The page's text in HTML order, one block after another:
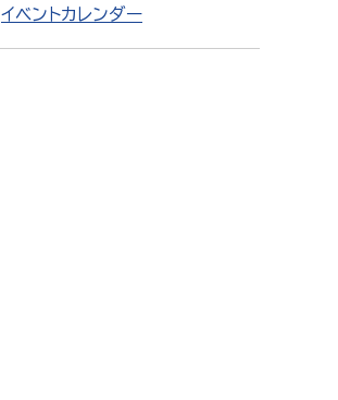
イベントカレンダー